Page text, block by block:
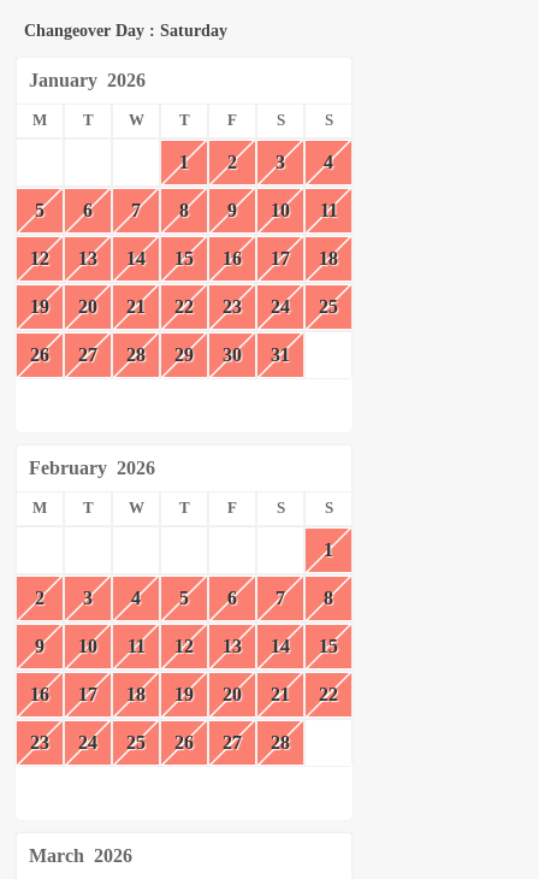
Changeover Day : Saturday
January 2026
M T W T F S S
1 2 3 4
5 6 7 8 9 10 11
12 13 14 15 16 17 18
19 20 21 22 23 24 25
26 27 28 29 30 31
February 2026
M T W T F S S
1
2 3 4 5 6 7 8
9 10 11 12 13 14 15
16 17 18 19 20 21 22
23 24 25 26 27 28
March 2026